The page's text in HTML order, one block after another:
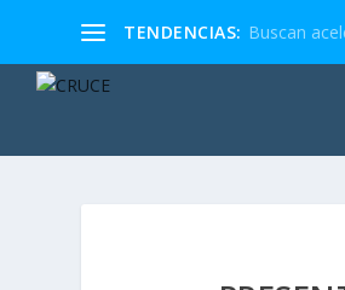
TENDENCIAS: Buscan